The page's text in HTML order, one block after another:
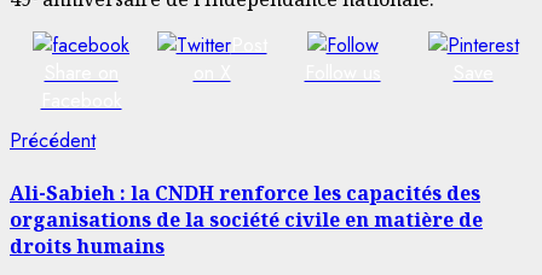
Post
Navigation
d’article
PrécédentArticle
Ali-Sabieh : la CNDH renforce les capacités des
organisations de la société civile en matière de
droits humains